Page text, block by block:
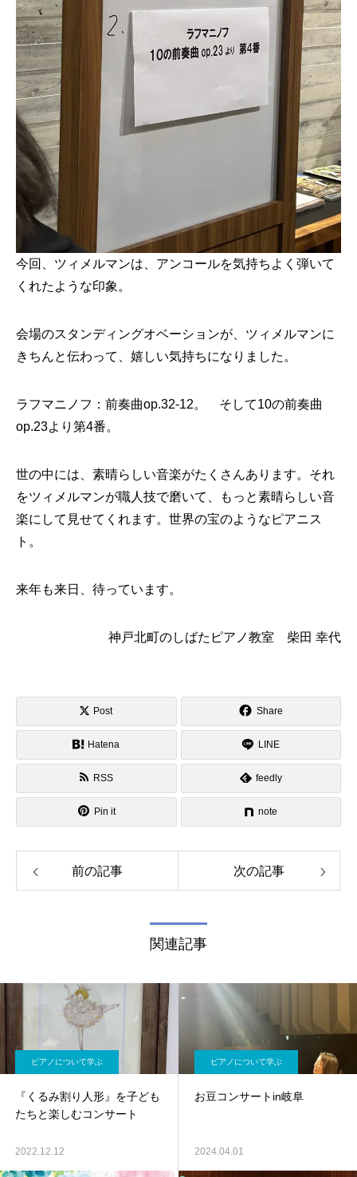
今回、ツィメルマンは、アンコールを気持ちよく弾いて
くれたような印象。
会場のスタンディングオベーションが、ツィメルマンに
きちんと伝わって、嬉しい気持ちになりました。
ラフマニノフ：前奏曲op.32-12。 そして10の前奏曲
op.23より第4番。
世の中には、素晴らしい音楽がたくさんあります。それ
をツィメルマンが職人技で磨いて、もっと素晴らしい音
楽にして見せてくれます。世界の宝のようなピアニス
ト。
来年も来日、待っています。
神戸北町のしばたピアノ教室 柴田 幸代
Post Share
Hatena LINE
RSS feedly
Pin it note
前の記事 次の記事
関連記事
ピアノについて学ぶ
『くるみ割り人形』を子ども
たちと楽しむコンサート
2022.12.12
ピアノについて学ぶ
お豆コンサートin岐阜
2024.04.01